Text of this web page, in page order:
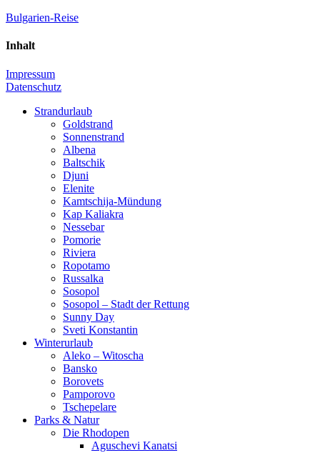
Zum
springen
Bulgarien-Reise
Der
für
Bulgarien
Meer
Inhalt
Impressum
Datenschutz
Strandurlaub
Goldstrand
Sonnenstrand
Albena
Baltschik
Djuni
Elenite
Kamtschija-Mündung
Kap Kaliakra
Nessebar
Pomorie
Riviera
Ropotamo
Russalka
Sosopol
Sosopol – Stadt der Rettung
Sunny Day
Sveti Konstantin
Winterurlaub
Aleko – Witoscha
Bansko
Borovets
Pamporovo
Tschepelare
Parks & Natur
Die Rhodopen
Aguschevi Kanatsi